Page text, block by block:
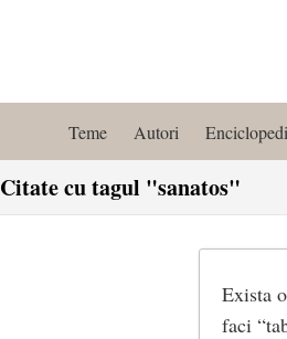
Teme Autori
Citate cu tagul "sanatos"
Exista
faci